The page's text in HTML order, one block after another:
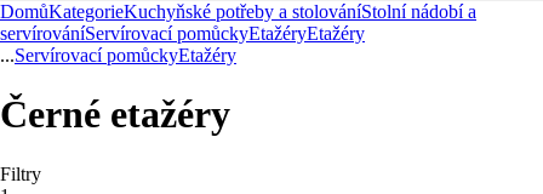
DomůKategorieKuchyňské potřeby a stolováníStolní nádobí a
servírováníServírovací pomůckyEtažéryEtažéry
...Servírovací pomůckyEtažéry
Černé etažéry
Filtry